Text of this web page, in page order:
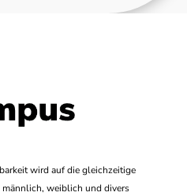
wird auf die gleichzeitige
weiblich und divers